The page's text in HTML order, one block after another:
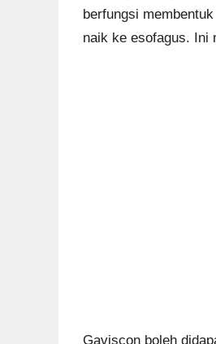
berfungsi
naik ke esofagus. Ini
Gaviscon boleh